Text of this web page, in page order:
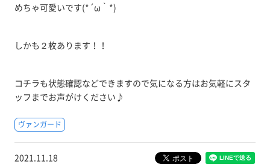
めちゃ可愛いです(*´ω｀*)
しかも２枚あります！！
コチラも状態確認などできますので気になる方はお気軽にスタ
ッフまでお声がけください♪
ヴァンガード
2021.11.18